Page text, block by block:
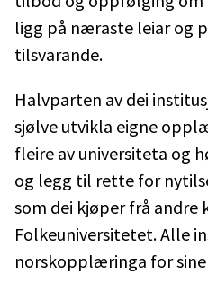
ligg på næraste leiar og
tilsvarande.
Halvparten av dei
sjølve utvikla eigne
fleire av universiteta og
og legg til rette for
som dei kjøper frå
Folkeuniversitetet. Alle
norskopplæringa for